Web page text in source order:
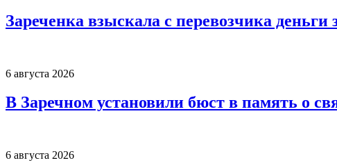
Зареченка взыскала с перевозчика деньги
6 августа 2026
В Заречном установили бюст в память о
6 августа 2026